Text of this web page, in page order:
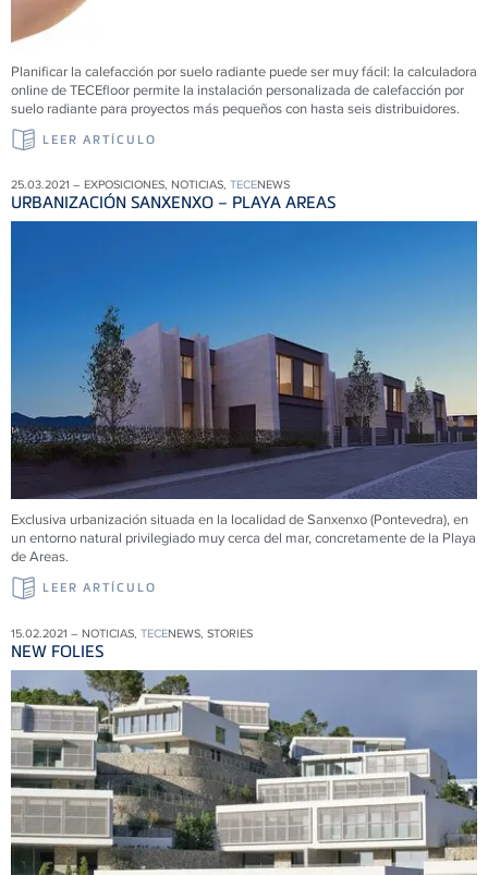
Planificar la calefacción por suelo radiante puede ser muy fácil: la calculadora
online de TECEfloor permite la instalación personalizada de calefacción por
suelo radiante para proyectos más pequeños con hasta seis distribuidores.
LEER ARTÍCULO
25.03.2021 – EXPOSICIONES, NOTICIAS, TECENEWS
URBANIZACIÓN SANXENXO – PLAYA AREAS
Exclusiva urbanización situada en la localidad de Sanxenxo (Pontevedra), en
un entorno natural privilegiado muy cerca del mar, concretamente de la Playa
de Areas.
LEER ARTÍCULO
15.02.2021 – NOTICIAS, TECENEWS, STORIES
NEW FOLIES